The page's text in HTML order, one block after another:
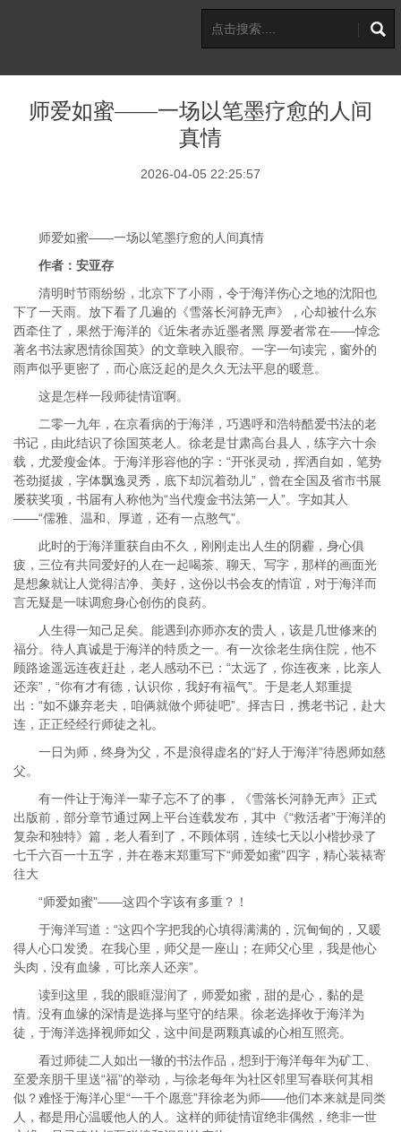
师爱如蜜——一场以笔墨疗愈的人间
真情
2026-04-05 22:25:57
师爱如蜜——一场以笔墨疗愈的人间真情
作者：安亚存
清明时节雨纷纷，北京下了小雨，令于海洋伤心之地的沈阳也
下了一天雨。放下看了几遍的《雪落长河静无声》，心却被什么东
西牵住了，果然于海洋的《近朱者赤近墨者黑 厚爱者常在——悼念
著名书法家恩情徐国英》的文章映入眼帘。一字一句读完，窗外的
雨声似乎更密了，而心底泛起的是久久无法平息的暖意。
这是怎样一段师徒情谊啊。
二零一九年，在京看病的于海洋，巧遇呼和浩特酷爱书法的老
书记，由此结识了徐国英老人。徐老是甘肃高台县人，练字六十余
载，尤爱瘦金体。于海洋形容他的字：“开张灵动，挥洒自如，笔势
苍劲挺拔，字体飘逸灵秀，底下却沉着劲儿”，曾在全国及省市书展
屡获奖项，书届有人称他为“当代瘦金书法第一人”。字如其人
——“儒雅、温和、厚道，还有一点憨气”。
此时的于海洋重获自由不久，刚刚走出人生的阴霾，身心俱
疲，三位有共同爱好的人在一起喝茶、聊天、写字，那样的画面光
是想象就让人觉得洁净、美好，这份以书会友的情谊，对于海洋而
言无疑是一味调愈身心创伤的良药。
人生得一知己足矣。能遇到亦师亦友的贵人，该是几世修来的
福分。待人真诚是于海洋的特质之一。有一次徐老生病住院，他不
顾路途遥远连夜赶赴，老人感动不已：“太远了，你连夜来，比亲人
还亲”，“你有才有德，认识你，我好有福气”。于是老人郑重提
出：“如不嫌弃老夫，咱俩就做个师徒吧”。择吉日，携老书记，赴大
连，正正经经行师徒之礼。
一日为师，终身为父，不是浪得虚名的“好人于海洋”待恩师如慈
父。
有一件让于海洋一辈子忘不了的事，《雪落长河静无声》正式
出版前，部分章节通过网上平台连载发布，其中《“救活者”于海洋的
复杂和独特》篇，老人看到了，不顾体弱，连续七天以小楷抄录了
七千六百一十五字，并在卷末郑重写下“师爱如蜜”四字，精心装裱寄
往大
“师爱如蜜”——这四个字该有多重？！
于海洋写道：“这四个字把我的心填得满满的，沉甸甸的，又暖
得人心口发烫。在我心里，师父是一座山；在师父心里，我是他心
头肉，没有血缘，可比亲人还亲”。
读到这里，我的眼眶湿润了，师爱如蜜，甜的是心，黏的是
情。没有血缘的深情是选择与坚守的结果。徐老选择收于海洋为
徒，于海洋选择视师如父，这中间是两颗真诚的心相互照亮。
看过师徒二人如出一辙的书法作品，想到于海洋每年为矿工、
至爱亲朋千里送“福”的举动，与徐老每年为社区邻里写春联何其相
似？难怪于海洋心里“一千个愿意”拜徐老为师——他们本来就是同类
人，都是用心温暖他人的人。这样的师徒情谊绝非偶然，绝非一世